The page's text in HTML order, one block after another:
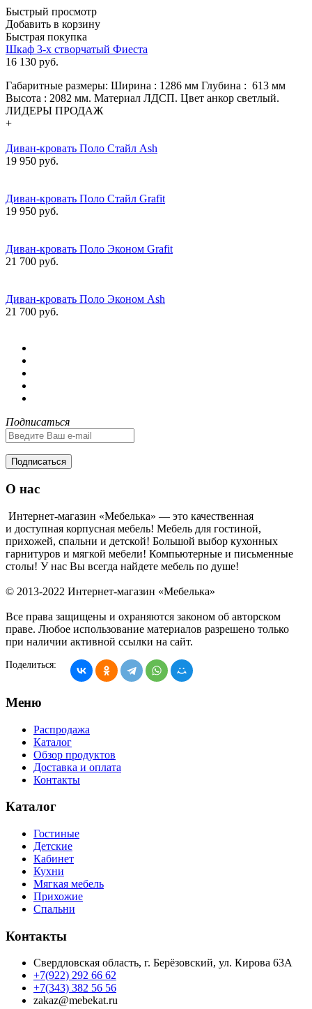
Быстрый просмотр
Добавить в корзину
Быстрая покупка
Шкаф 3-х створчатый Фиеста
16 130 руб.
Габаритные размеры: Ширина : 1286 мм Глубина : 613 мм
Высота : 2082 мм. Материал ЛДСП. Цвет анкор светлый.
ЛИДЕРЫ ПРОДАЖ
+
Диван-кровать Поло Стайл Ash
19 950 руб.
Диван-кровать Поло Стайл Grafit
19 950 руб.
Диван-кровать Поло Эконом Grafit
21 700 руб.
Диван-кровать Поло Эконом Ash
21 700 руб.
Подписаться
Подписаться
О нас
Интернет-магазин «Мебелька» — это качественная
и доступная корпусная мебель! Мебель для гостиной,
прихожей, спальни и детской! Большой выбор кухонных
гарнитуров и мягкой мебели! Компьютерные и письменные
столы! У нас Вы всегда найдете мебель по душе!
© 2013-2022 Интернет-магазин «Мебелька»
Все права защищены и охраняются законом об авторском
праве. Любое использование материалов разрешено только
при наличии активной ссылки на сайт.
Поделиться:
Меню
Распродажа
Каталог
Обзор продуктов
Доставка и оплата
Контакты
Каталог
Гостиные
Детские
Кабинет
Кухни
Мягкая мебель
Прихожие
Спальни
Контакты
Свердловская область, г. Берёзовский, ул. Кирова 63А
+7(922) 292 66 62
+7(343) 382 56 56
zakaz@mebekat.ru